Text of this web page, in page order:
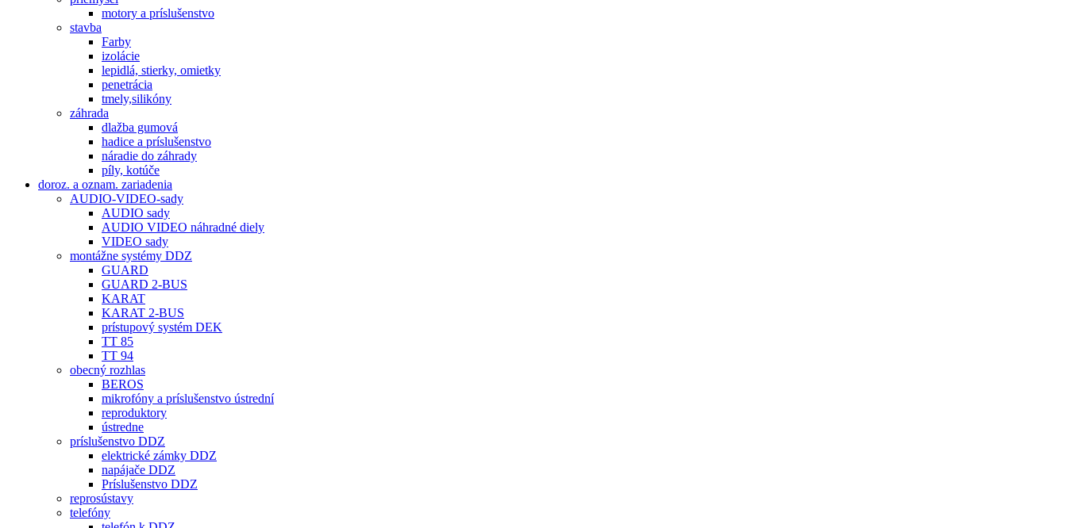
motory a príslušenstvo
stavba
Farby
izolácie
lepidlá, stierky, omietky
penetrácia
tmely,silikóny
záhrada
dlažba gumová
hadice a príslušenstvo
náradie do záhrady
píly, kotúče
doroz. a oznam. zariadenia
AUDIO-VIDEO-sady
AUDIO sady
AUDIO VIDEO náhradné diely
VIDEO sady
montážne systémy DDZ
GUARD
GUARD 2-BUS
KARAT
KARAT 2-BUS
prístupový systém DEK
TT 85
TT 94
obecný rozhlas
BEROS
mikrofóny a príslušenstvo ústrední
reproduktory
ústredne
príslušenstvo DDZ
elektrické zámky DDZ
napájače DDZ
Príslušenstvo DDZ
reprosústavy
telefóny